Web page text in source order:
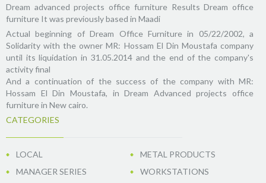
Dream advanced projects office furniture Results Dream office
furniture It was previously based in Maadi
Actual beginning of Dream Office Furniture in 05/22/2002, a
Solidarity with the owner MR: Hossam El Din Moustafa company
until its liquidation in 31.05.2014 and the end of the company's
activity final
And a continuation of the success of the company with MR:
Hossam El Din Moustafa, in Dream Advanced projects office
furniture in New cairo.
CATEGORIES
LOCAL
METAL PRODUCTS
MANAGER SERIES
WORKSTATIONS